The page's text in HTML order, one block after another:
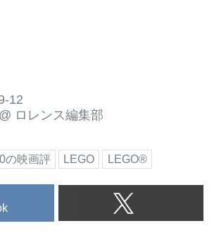
12
@ ロレンス編集部
の映画評 LEGO LEGO®